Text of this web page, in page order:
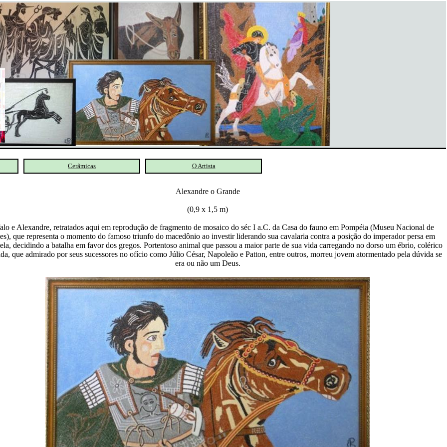
Cerâmicas O Artista
Alexandre o Grande
(0,9 x 1,5 m)
e Alexandre, retratados aqui em reprodução de fragmento de mosaico do séc I a.C. da Casa do fauno em Pompéia (Museu Nacional de
que representa o momento do famoso triunfo do macedônio ao investir liderando sua cavalaria contra a posição do imperador persa em
decidindo a batalha em favor dos gregos. Portentoso animal que passou a maior parte de sua vida carregando no dorso um ébrio, colérico
que admirado por seus sucessores no ofício como Júlio César, Napoleão e Patton, entre outros, morreu jovem atormentado pela dúvida se
era ou não um Deus.